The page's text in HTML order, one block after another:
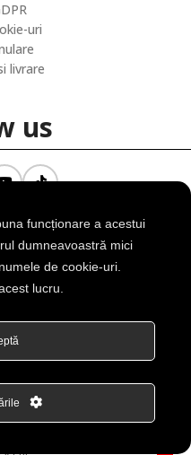
uri
livrare
us
4, Bucuresti, Romania
156 550
Deschide cu Maps
funcționare a acestui
dumneavoastră mici
de cookie-uri.
lucru.